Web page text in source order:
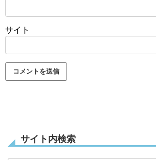
サイト
サイト内検索